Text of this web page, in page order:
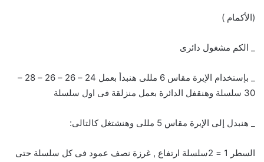
(الأكمام )
_ الكم مشغول دائرى
_ بإستخدام الإبرة مقاس 6 مللى هنبدأ بعمل 24 – 26 – 26 – 28 –
30 سلسلة وهنقفل الدائرة بعمل منزلقة فى اول سلسلة
_ هنبدل إلى الإبرة مقاس 5 مللى وهنشتغل كالتالى:
السطر 1 = 2سلسلة ارتفاع , غرزة نصف عمود فى كل سلسلة حتى